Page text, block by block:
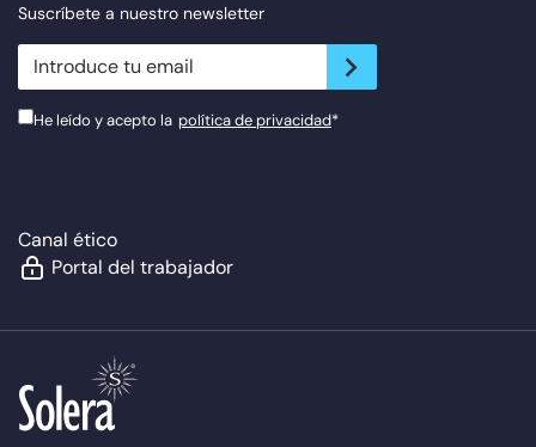
Suscríbete a nuestro newsletter
newsletter.suscribe
He leído y acepto la política de privacidad*
Canal ético
Portal del trabajador